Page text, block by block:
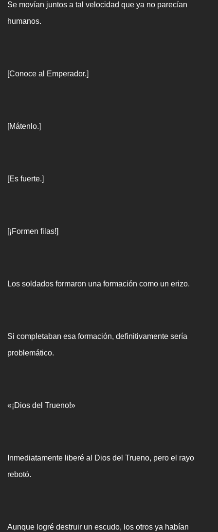
Se movían juntos a tal velocidad que ya no parecían
humanos.
[Conoce al Emperador.]
[Mátenlo.]
[Es fuerte.]
[¡Formen filas!]
Los soldados formaron una formación como un erizo.
Si completaban esa formación, definitivamente sería
problemático.
«¡Dios del Trueno!»
Inmediatamente liberé al Dios del Trueno, pero el rayo
rebotó.
Aunque logré destruir un escudo, los otros ya habían